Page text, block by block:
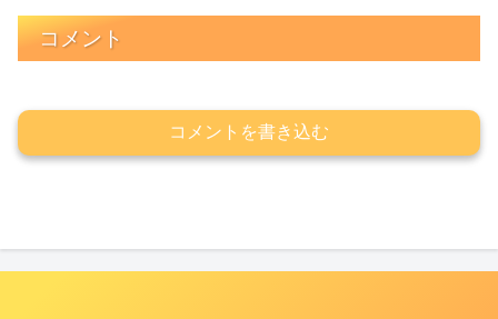
コメント
コメントを書き込む